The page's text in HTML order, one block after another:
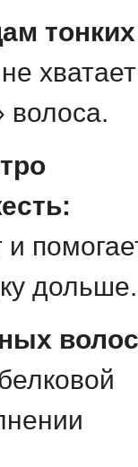
тонких
хватает
волоса.
дольше.